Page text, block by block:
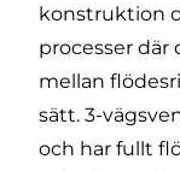
konstruktion
processer där
mellan
sätt. 3-
och har fullt